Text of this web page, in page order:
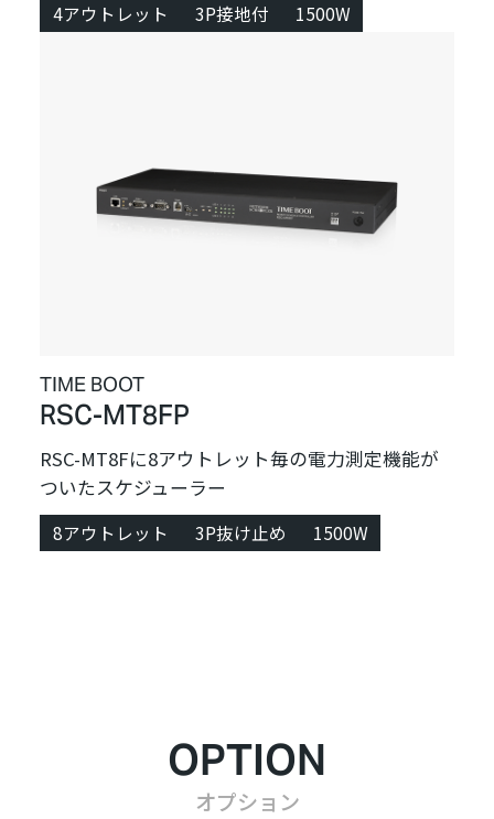
4アウトレット 3P接地付 1500W
TIME BOOT
RSC-MT8FP
RSC-MT8Fに8アウトレット毎の電力測定機能が
ついたスケジューラー
8アウトレット 3P抜け止め 1500W
OPTION
オプション